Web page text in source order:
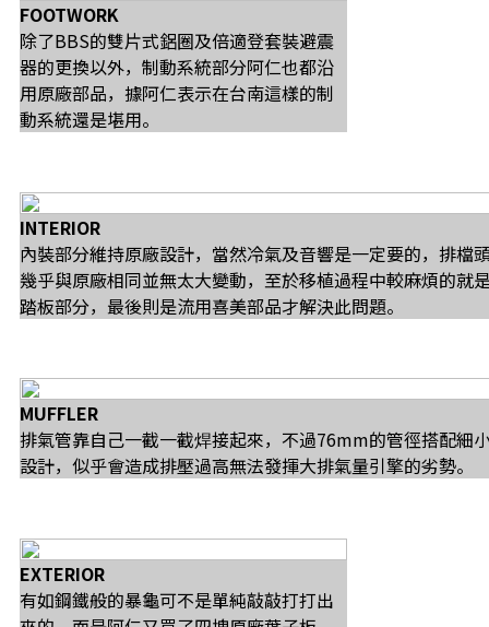
FOOTWORK
除了BBS的雙片式鋁圈及倍適登套裝避震
器的更換以外，制動系統部分阿仁也都沿
用原廠部品，據阿仁表示在台南這樣的制
動系統還是堪用。
INTERIOR
內裝部分維持原廠設計，當然冷氣及音響是一定要的，排檔
幾乎與原廠相同並無太大變動，至於移植過程中較麻煩的就
踏板部分，最後則是流用喜美部品才解決此問題。
MUFFLER
排氣管靠自己一截一截焊接起來，不過76mm的管徑搭配細
設計，似乎會造成排壓過高無法發揮大排氣量引擎的劣勢。
EXTERIOR
有如鋼鐵般的暴龜可不是單純敲敲打打出